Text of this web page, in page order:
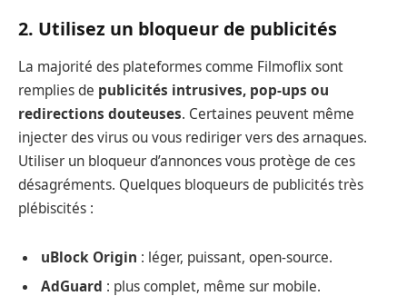
2. Utilisez un bloqueur de publicités
La majorité des plateformes comme Filmoflix sont
remplies de publicités intrusives, pop-ups ou
redirections douteuses. Certaines peuvent même
injecter des virus ou vous rediriger vers des arnaques.
Utiliser un bloqueur d’annonces vous protège de ces
désagréments. Quelques bloqueurs de publicités très
plébiscités :
uBlock Origin : léger, puissant, open-source.
AdGuard : plus complet, même sur mobile.